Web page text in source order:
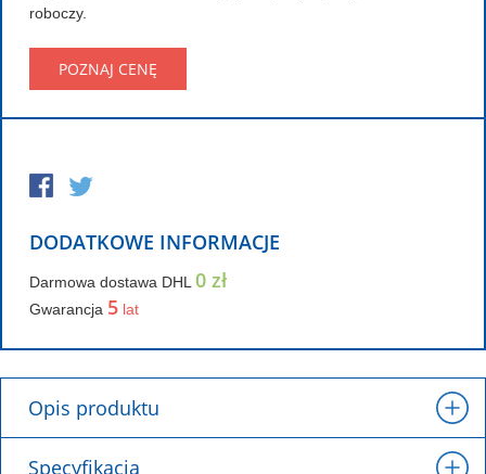
roboczy.
POZNAJ CENĘ
DODATKOWE INFORMACJE
Darmowa dostawa DHL 0 zł
Gwarancja 5 lat
Opis produktu
Specyfikacja